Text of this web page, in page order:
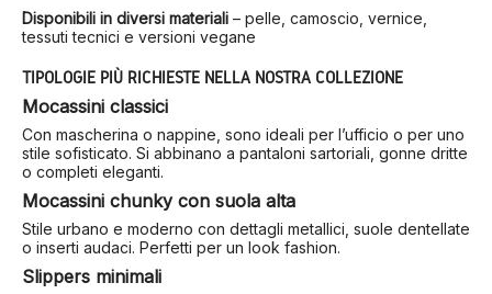
Disponibili in diversi materiali – pelle, camoscio, vernice,
tessuti tecnici e versioni vegane
TIPOLOGIE PIÙ RICHIESTE NELLA NOSTRA COLLEZIONE
Mocassini classici
Con mascherina o nappine, sono ideali per l’ufficio o per uno
stile sofisticato. Si abbinano a pantaloni sartoriali, gonne dritte
o completi eleganti.
Mocassini chunky con suola alta
Stile urbano e moderno con dettagli metallici, suole dentellate
o inserti audaci. Perfetti per un look fashion.
Slippers minimali